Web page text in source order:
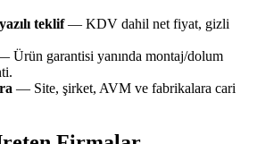
teklif— KDV dahil net fiyat, gizli
Ürün garantisi yanında montaj/dolum
— Site, şirket, AVM ve fabrikalara cari